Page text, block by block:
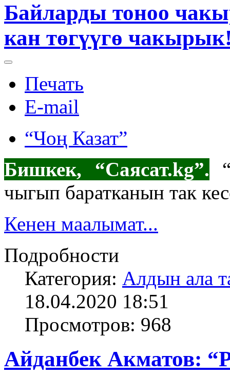
Байларды тоноо
кан төгүүгө
Печать
E-mail
“Чоң Казат”
Бишкек, “Саясат.kg”.
чыгып баратканын так
Кенен маалымат...
Подробности
Категория: Алдын ала
18.04.2020 18:51
Просмотров: 968
Айданбек Акматов: